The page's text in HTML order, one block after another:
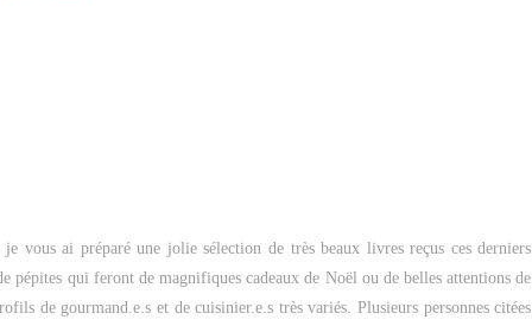
je vous ai préparé une jolie sélection de très beaux livres reçus ces derniers
pépites qui feront de magnifiques cadeaux de Noël ou de belles attentions de
de gourmand.e.s et de cuisinier.e.s très variés. Plusieurs personnes citées